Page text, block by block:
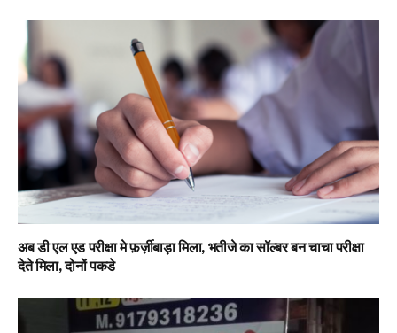
अब डी एल एड परीक्षा मे फ़र्ज़ीबाड़ा मिला, भतीजे का सॉल्बर बन चाचा परीक्षा
देते मिला, दोनों पकडे